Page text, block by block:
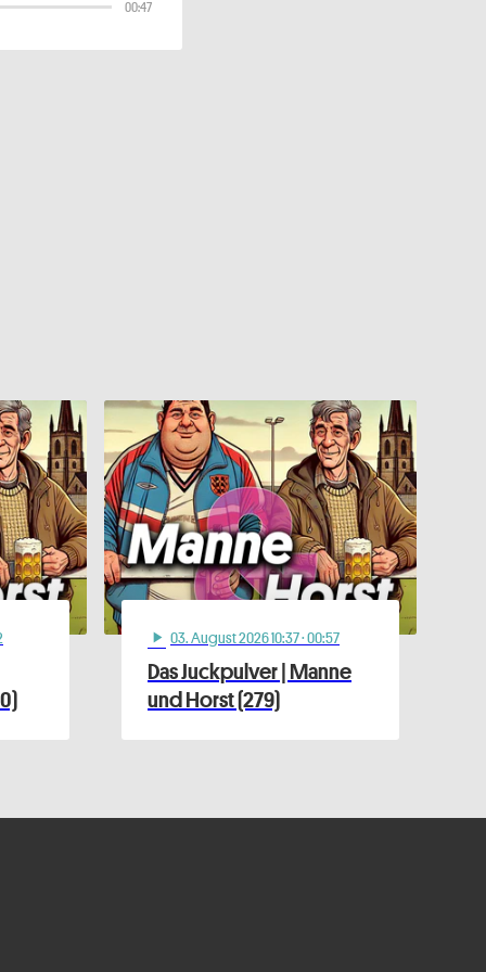
00:47
play_arrow 03. August 2026 10:37· 00:57
Das Juckpulver | Manne
und Horst (279)